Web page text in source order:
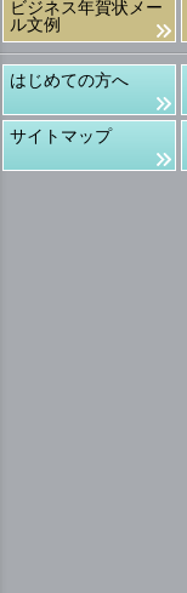
ビジネス年賀状メー
ル文例
はじめての方へ
サイトマップ